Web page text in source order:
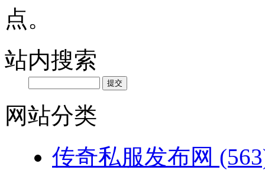
点。
站内搜索
网站分类
传奇私服发布网